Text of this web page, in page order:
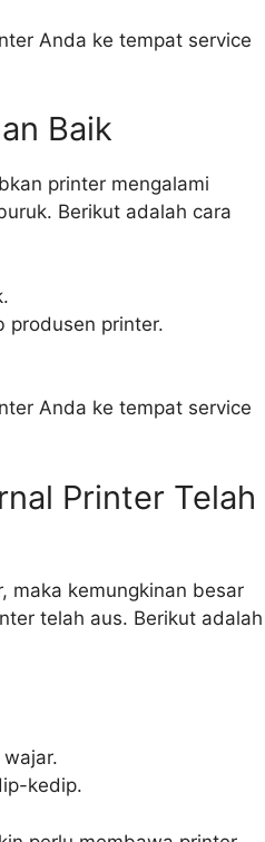
Anda ke tempat service
Baik
printer mengalami
Berikut adalah cara
produsen printer.
Anda ke tempat service
Printer Telah
maka kemungkinan besar
telah aus. Berikut adalah
kedip.